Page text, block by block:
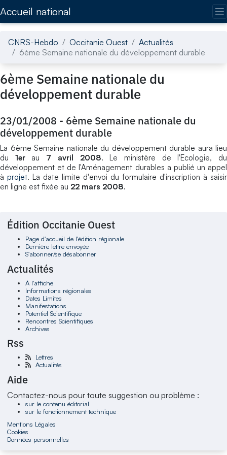
Accueil national
CNRS-Hebdo Occitanie Ouest
Actualités
6ème Semaine nationale du développement durable
6ème Semaine nationale du
développement durable
23/01/2008 - 6ème Semaine nationale du
développement durable
La 6ème Semaine nationale du développement durable aura lieu
du 1erau 7 avril 2008. Le ministère de l'Ecologie, du
développement et de l'Aménagement durables a publié un appel
à projet. La date limite d'envoi du formulaire d'inscription à saisir
en ligne est fixée au 22 mars 2008.
Édition Occitanie Ouest
Page d'accueil de l'édition régionale
Dernière lettre envoyée
S'abonner/se désabonner
Actualités
À l'affiche
Informations régionales
Dates Limites
Manifestations
Potentiel Scientifique
Rencontres Scientifiques
Archives
Rss
Lettres
Actualités
Aide
Contactez-nous pour toute suggestion ou problème :
sur le contenu éditorial
sur le fonctionnement technique
Mentions Légales
Cookies
Données personnelles